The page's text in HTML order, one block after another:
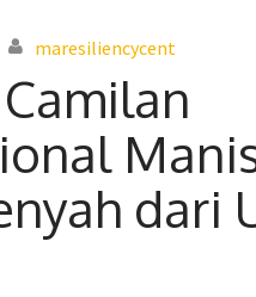
maresiliencycent
dari